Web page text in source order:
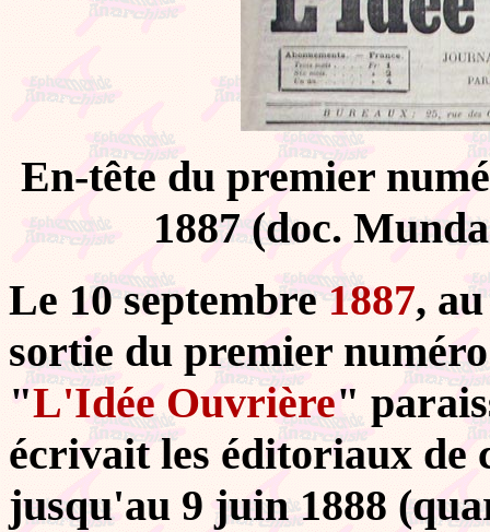
En-tête du premier
1887 (doc.
Le 10 septembre1887,
sortie du premier
"L'Idée Ouvrière"
écrivait les éditoriaux de
jusqu'au 9 juin 1888